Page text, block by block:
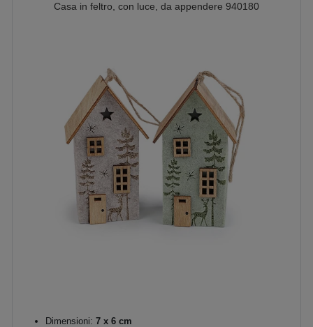
Casa in feltro, con luce, da appendere 940180
Dimensioni: 7 x 6 cm